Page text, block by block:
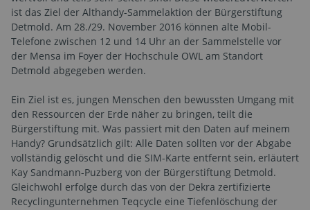
ist das Ziel der Althandy-Sammelaktion der Bürgerstiftung
Detmold. Am 28./29. November 2016 können alte Mobil-
Telefone zwischen 12 und 14 Uhr an der Sammelstelle vor
der Mensa im Foyer der Hochschule OWL am Standort
Detmold abgegeben werden.
Ein Ziel ist es, jungen Menschen den bewussten Umgang mit
den Ressourcen der Erde näher zu bringen, teilt die
Bürgerstiftung mit. Was passiert mit den Daten auf meinem
Handy? Grundsätzlich gilt: Alle Daten sollten vor der Abgabe
vollständig gelöscht und die SIM-Karte entfernt sein, erläutert
Kay Sandmann-Puzberg von der Bürgerstiftung Detmold.
Gleichwohl erfolge durch das von der Dekra zertifizierte
Recyclingunternehmen Teqcycle eine Tiefenlöschung der